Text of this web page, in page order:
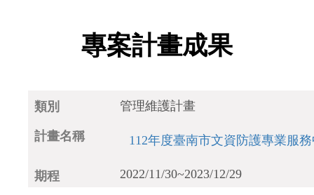
專案計畫成果
管理維護計畫
112年度臺南市文資防護專業服
2022/11/30~2023/12/29